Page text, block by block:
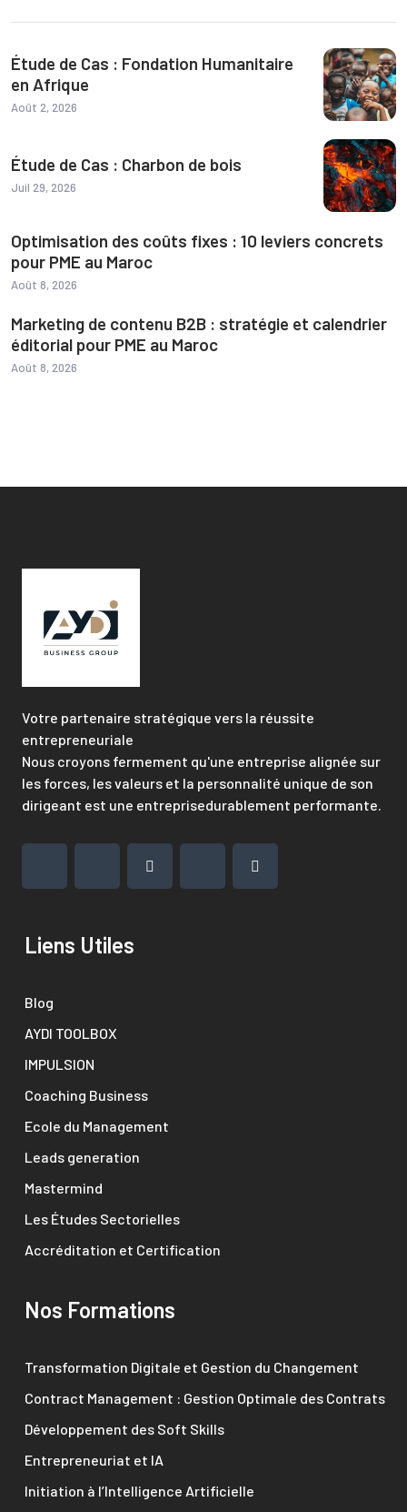
Étude de Cas : Fondation Humanitaire
en Afrique
Août 2, 2026
Étude de Cas : Charbon de bois
Juil 29, 2026
Optimisation des coûts fixes : 10 leviers concrets
pour PME au Maroc
Août 8, 2026
Marketing de contenu B2B : stratégie et calendrier
éditorial pour PME au Maroc
Août 8, 2026
Votre partenaire stratégique vers la réussite
entrepreneuriale
Nous croyons fermement qu'une entreprise alignée sur
les forces, les valeurs et la personnalité unique de son
dirigeant est une entreprisedurablement performante.
Liens Utiles
Blog
AYDI TOOLBOX
IMPULSION
Coaching Business
Ecole du Management
Leads generation
Mastermind
Les Études Sectorielles
Accréditation et Certification
Nos Formations
Transformation Digitale et Gestion du Changement
Contract Management : Gestion Optimale des Contrats
Développement des Soft Skills
Entrepreneuriat et IA
Initiation à l’Intelligence Artificielle